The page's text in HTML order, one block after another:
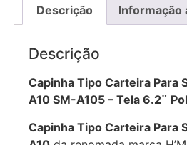
Descrição Informação
Descrição
Capinha Tipo Carteira Para
A10 SM-A105 – Tela 6.2¨
Capinha Tipo Carteira Para